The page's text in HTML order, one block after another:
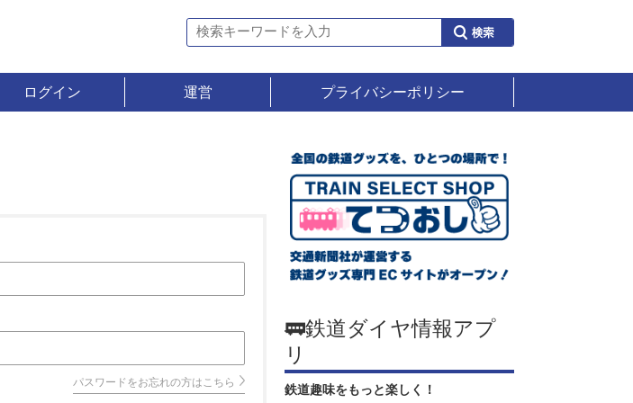
ログイン 運営 プライバシーポリシー
パスワードをお忘れの方はこちら
🚃鉄道ダイヤ情報アプ
リ
鉄道趣味をもっと楽しく！